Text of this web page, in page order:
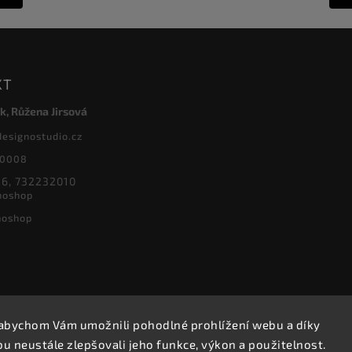
Vám umožnili pohodlné prohlížení webu a díky
neustále zlepšovali jeho funkce, výkon a použitelnost.
Růžena Jirsová
732232010
Copyright 2026Designoshop. Všechna práva vyhrazena.
Upravit nastavení cookies